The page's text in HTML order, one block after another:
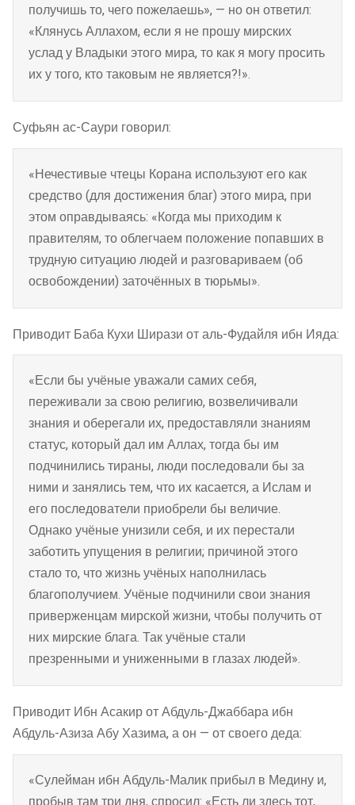
получишь то, чего пожелаешь», — но он ответил:
«Клянусь Аллахом, если я не прошу мирских
услад у Владыки этого мира, то как я могу просить
их у того, кто таковым не является?!».
Суфьян ас-Саури говорил:
«Нечестивые чтецы Корана используют его как
средство (для достижения благ) этого мира, при
этом оправдываясь: «Когда мы приходим к
правителям, то облегчаем положение попавших в
трудную ситуацию людей и разговариваем (об
освобождении) заточённых в тюрьмы».
Приводит Баба Кухи Ширази от аль-Фудайля ибн Ияда:
«Если бы учёные уважали самих себя,
переживали за свою религию, возвеличивали
знания и оберегали их, предоставляли знаниям
статус, который дал им Аллах, тогда бы им
подчинились тираны, люди последовали бы за
ними и занялись тем, что их касается, а Ислам и
его последователи приобрели бы величие.
Однако учёные унизили себя, и их перестали
заботить упущения в религии; причиной этого
стало то, что жизнь учёных наполнилась
благополучием. Учёные подчинили свои знания
приверженцам мирской жизни, чтобы получить от
них мирские блага. Так учёные стали
презренными и униженными в глазах людей».
Приводит Ибн Асакир от Абдуль-Джаббара ибн
Абдуль-Азиза Абу Хазима, а он — от своего деда:
«Сулейман ибн Абдуль-Малик прибыл в Медину и,